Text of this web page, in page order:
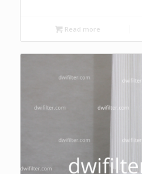
Read more